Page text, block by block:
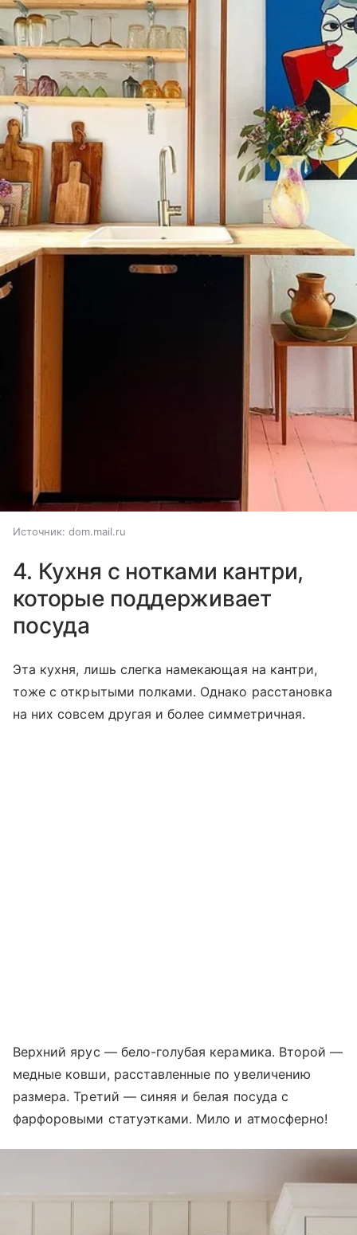
Источник: dom.mail.ru
4. Кухня с нотками кантри,
которые поддерживает
посуда
Эта кухня, лишь слегка намекающая на кантри,
тоже с открытыми полками. Однако расстановка
на них совсем другая и более симметричная.
Верхний ярус — бело-голубая керамика. Второй —
медные ковши, расставленные по увеличению
размера. Третий — синяя и белая посуда с
фарфоровыми статуэтками. Мило и атмосферно!